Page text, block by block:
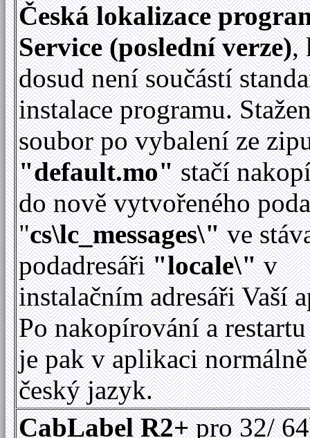
Česká lokalizace
Service (poslední verze),
dosud není součástí
instalace programu.
soubor po vybalení ze
"default.mo"stačí
do nově vytvořeného
"cs\lc_messages\"ve
podadresáři"locale\"v
instalačním adresáři Vaší
Po nakopírování a
je pak v aplikaci
český jazyk.
CabLabel R2+pro 32/